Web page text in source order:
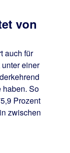
von
auch für
einer
haben. So
Prozent
zwischen